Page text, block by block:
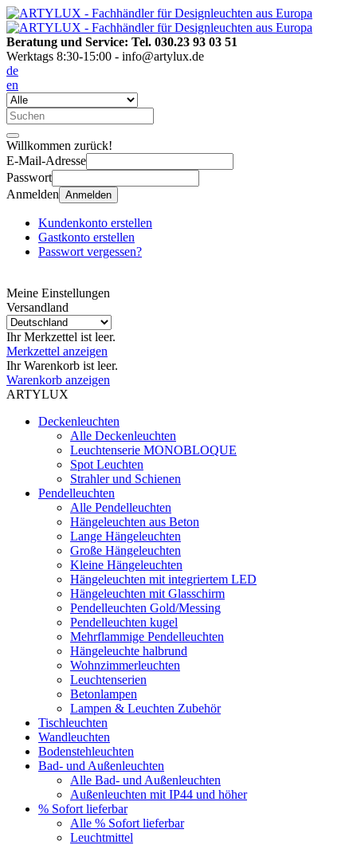
Beratung und Service: Tel. 030.23 93 03 51
Werktags 8:30-15:00 - info@artylux.de
de
en
Willkommen zurück!
E-Mail-Adresse
Passwort
Anmelden Anmelden
Kundenkonto erstellen
Gastkonto erstellen
Passwort vergessen?
Meine Einstellungen
Versandland
Ihr Merkzettel ist leer.
Merkzettel anzeigen
Ihr Warenkorb ist leer.
Warenkorb anzeigen
ARTYLUX
Deckenleuchten
Alle Deckenleuchten
Leuchtenserie MONOBLOQUE
Spot Leuchten
Strahler und Schienen
Pendelleuchten
Alle Pendelleuchten
Hängeleuchten aus Beton
Lange Hängeleuchten
Große Hängeleuchten
Kleine Hängeleuchten
Hängeleuchten mit integriertem LED
Hängeleuchten mit Glasschirm
Pendelleuchten Gold/Messing
Pendelleuchten kugel
Mehrflammige Pendelleuchten
Hängeleuchte halbrund
Wohnzimmerleuchten
Leuchtenserien
Betonlampen
Lampen & Leuchten Zubehör
Tischleuchten
Wandleuchten
Bodenstehleuchten
Bad- und Außenleuchten
Alle Bad- und Außenleuchten
Außenleuchten mit IP44 und höher
% Sofort lieferbar
Alle % Sofort lieferbar
Leuchtmittel